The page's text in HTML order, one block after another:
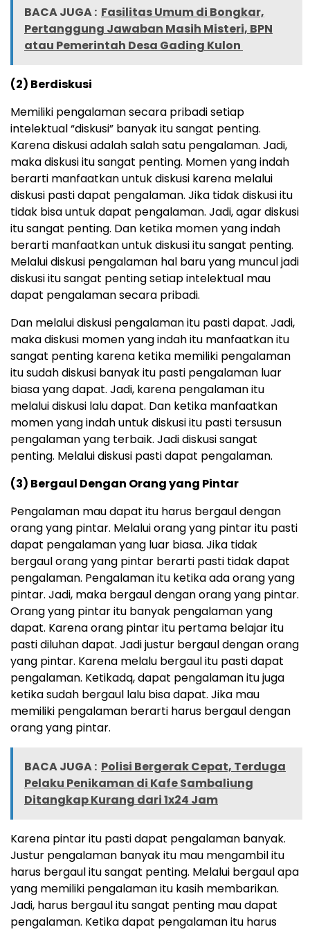
BACA JUGA : Fasilitas Umum di Bongkar,
Pertanggung Jawaban Masih Misteri, BPN
atau Pemerintah Desa Gading Kulon
(2) Berdiskusi
Memiliki pengalaman secara pribadi setiap
intelektual “diskusi” banyak itu sangat penting.
Karena diskusi adalah salah satu pengalaman. Jadi,
maka diskusi itu sangat penting. Momen yang indah
berarti manfaatkan untuk diskusi karena melalui
diskusi pasti dapat pengalaman. Jika tidak diskusi itu
tidak bisa untuk dapat pengalaman. Jadi, agar diskusi
itu sangat penting. Dan ketika momen yang indah
berarti manfaatkan untuk diskusi itu sangat penting.
Melalui diskusi pengalaman hal baru yang muncul jadi
diskusi itu sangat penting setiap intelektual mau
dapat pengalaman secara pribadi.
Dan melalui diskusi pengalaman itu pasti dapat. Jadi,
maka diskusi momen yang indah itu manfaatkan itu
sangat penting karena ketika memiliki pengalaman
itu sudah diskusi banyak itu pasti pengalaman luar
biasa yang dapat. Jadi, karena pengalaman itu
melalui diskusi lalu dapat. Dan ketika manfaatkan
momen yang indah untuk diskusi itu pasti tersusun
pengalaman yang terbaik. Jadi diskusi sangat
penting. Melalui diskusi pasti dapat pengalaman.
(3) Bergaul Dengan Orang yang Pintar
Pengalaman mau dapat itu harus bergaul dengan
orang yang pintar. Melalui orang yang pintar itu pasti
dapat pengalaman yang luar biasa. Jika tidak
bergaul orang yang pintar berarti pasti tidak dapat
pengalaman. Pengalaman itu ketika ada orang yang
pintar. Jadi, maka bergaul dengan orang yang pintar.
Orang yang pintar itu banyak pengalaman yang
dapat. Karena orang pintar itu pertama belajar itu
pasti diluhan dapat. Jadi justur bergaul dengan orang
yang pintar. Karena melalu bergaul itu pasti dapat
pengalaman. Ketikadq, dapat pengalaman itu juga
ketika sudah bergaul lalu bisa dapat. Jika mau
memiliki pengalaman berarti harus bergaul dengan
orang yang pintar.
BACA JUGA : Polisi Bergerak Cepat, Terduga
Pelaku Penikaman di Kafe Sambaliung
Ditangkap Kurang dari 1x24 Jam
Karena pintar itu pasti dapat pengalaman banyak.
Justur pengalaman banyak itu mau mengambil itu
harus bergaul itu sangat penting. Melalui bergaul apa
yang memiliki pengalaman itu kasih membarikan.
Jadi, harus bergaul itu sangat penting mau dapat
pengalaman. Ketika dapat pengalaman itu harus